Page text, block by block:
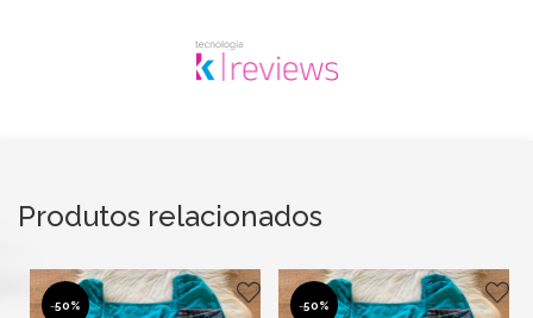
Produtos relacionados
-50% -50%